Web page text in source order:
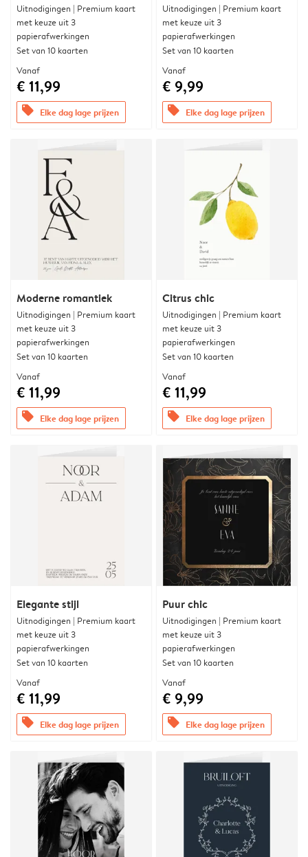
Uitnodigingen | Premium kaart
met keuze uit 3
papierafwerkingen
Set van 10 kaarten
Vanaf
€ 11,99
offers Elke dag lage prijzen
Uitnodigingen | Premium kaart
met keuze uit 3
papierafwerkingen
Set van 10 kaarten
Vanaf
€ 9,99
offers Elke dag lage prijzen
Moderne romantiek
Uitnodigingen | Premium kaart
met keuze uit 3
papierafwerkingen
Set van 10 kaarten
Vanaf
€ 11,99
offers Elke dag lage prijzen
Citrus chic
Uitnodigingen | Premium kaart
met keuze uit 3
papierafwerkingen
Set van 10 kaarten
Vanaf
€ 11,99
offers Elke dag lage prijzen
Elegante stijl
Uitnodigingen | Premium kaart
met keuze uit 3
papierafwerkingen
Set van 10 kaarten
Vanaf
€ 11,99
offers Elke dag lage prijzen
Puur chic
Uitnodigingen | Premium kaart
met keuze uit 3
papierafwerkingen
Set van 10 kaarten
Vanaf
€ 9,99
offers Elke dag lage prijzen